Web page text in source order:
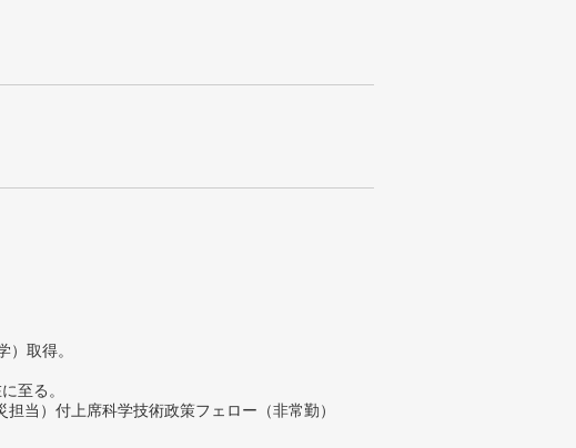
取得。
至る。
当）付上席科学技術政策フェロー（非常勤）